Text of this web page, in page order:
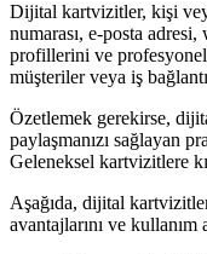
Dijital kartvizitler, kişi
numarası, e-posta
profillerini ve
müşteriler veya iş
Özetlemek gerekirse,
paylaşmanızı sağlayan
Geleneksel kartvizitlere
Aşağıda, dijital
avantajlarını ve